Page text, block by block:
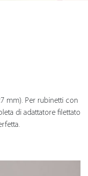
mm). Per rubinetti con
di adattatore filettato